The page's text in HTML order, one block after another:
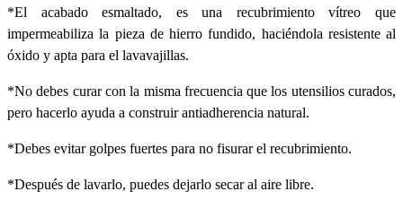
*El acabado esmaltado, es una recubrimiento vítreo que
impermeabiliza la pieza de hierro fundido, haciéndola resistente al
óxido y apta para el lavavajillas.
*No debes curar con la misma frecuencia que los utensilios curados,
pero hacerlo ayuda a construir antiadherencia natural.
*Debes evitar golpes fuertes para no fisurar el recubrimiento.
*Después de lavarlo, puedes dejarlo secar al aire libre.